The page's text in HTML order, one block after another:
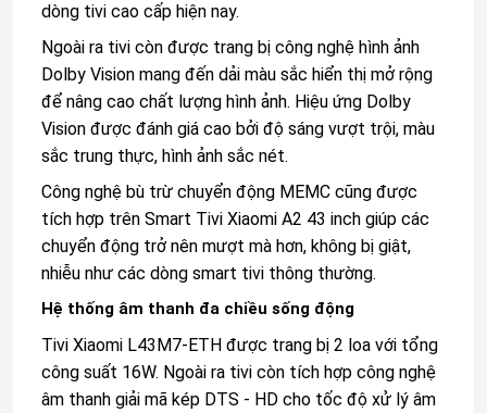
dòng tivi cao cấp hiện nay.
Ngoài ra tivi còn được trang bị công nghệ hình ảnh
Dolby Vision mang đến dải màu sắc hiển thị mở rộng
để nâng cao chất lượng hình ảnh. Hiệu ứng Dolby
Vision được đánh giá cao bởi độ sáng vượt trội, màu
sắc trung thực, hình ảnh sắc nét.
Công nghệ bù trừ chuyển động MEMC cũng được
tích hợp trên Smart Tivi Xiaomi A2 43 inch giúp các
chuyển động trở nên mượt mà hơn, không bị giật,
nhiễu như các dòng smart tivi thông thường.
Hệ thống âm thanh đa chiều sống động
Tivi Xiaomi L43M7-ETH được trang bị 2 loa với tổng
công suất 16W. Ngoài ra tivi còn tích hợp công nghệ
âm thanh giải mã kép DTS - HD cho tốc độ xử lý âm